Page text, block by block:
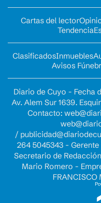
Cartas del lector
Tendencia
ClasificadosInmuebles
Avisos
Diario de Cuyo - Fecha
Av. Alem Sur 1639.
Contacto:
/
264 5045343 -
Secretario de
Mario Romero -
FRANCISCO